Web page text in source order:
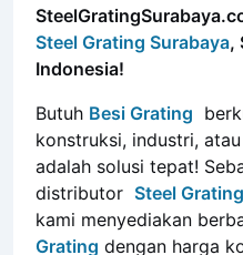
Indonesia!
ButuhBesi Grating
konstruksi, industri,
adalah solusi tepat!
distributor Steel Grating